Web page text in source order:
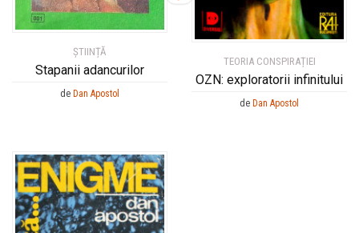
ȘTIINȚĂ
Stapanii adancurilor
de Dan Apostol
TEORIA CONSPIRAȚIEI
OZN: exploratorii infinitului
de Dan Apostol